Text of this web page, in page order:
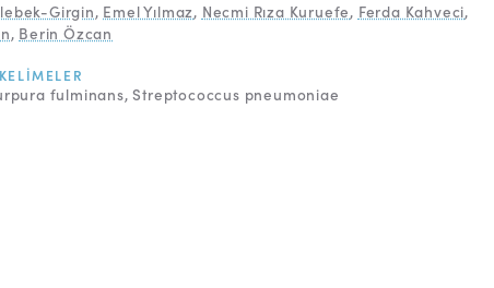
Girgin, Emel Yılmaz, Necmi Rıza Kuruefe, Ferda Kahveci,
, Berin Özcan
fulminans Streptococcus pneumoniae